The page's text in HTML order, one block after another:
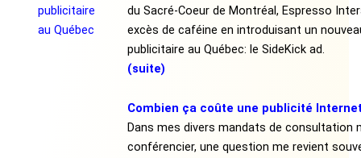
du Sacré-Coeur de Montréal, Espresso
excès de caféine en introduisant un
publicitaire au Québec: le SideKick ad.
(suite)
Combien ça coûte une publicité
Dans mes divers mandats de consultation
conférencier, une question me revient